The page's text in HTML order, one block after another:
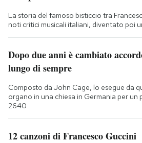
La storia del famoso bisticcio tra
noti critici musicali italiani, diventato poi
Dopo due anni è cambiato
lungo di sempre
Composto da John Cage, lo esegue da
organo in una chiesa in Germania per
2640
12 canzoni di Francesco Guccini